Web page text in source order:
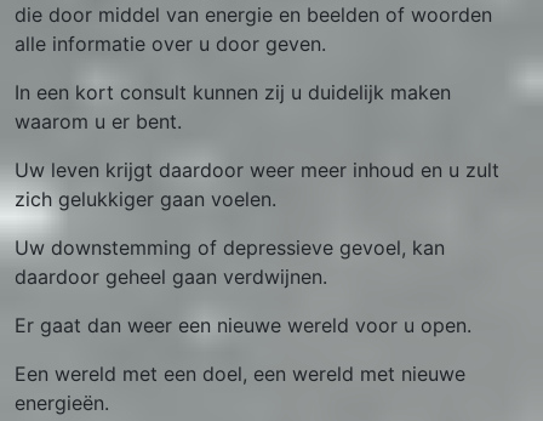
die door middel van energie en beelden of woorden
alle informatie over u door geven.
In een kort consult kunnen zij u duidelijk maken
waarom u er bent.
Uw leven krijgt daardoor weer meer inhoud en u zult
zich gelukkiger gaan voelen.
Uw downstemming of depressieve gevoel, kan
daardoor geheel gaan verdwijnen.
Er gaat dan weer een nieuwe wereld voor u open.
Een wereld met een doel, een wereld met nieuwe
energieën.